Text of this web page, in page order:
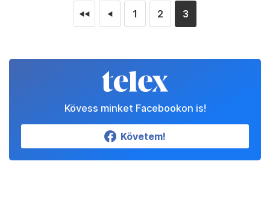
◄◄ ◄ 1 2 3
Kövess minket Facebookon is!
Követem!